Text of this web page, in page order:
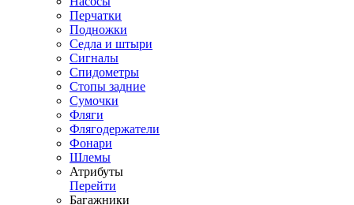
Перчатки
Подножки
Седла и штыри
Сигналы
Спидометры
Стопы задние
Сумочки
Фляги
Флягодержатели
Фонари
Шлемы
Атрибуты
Перейти
Багажники